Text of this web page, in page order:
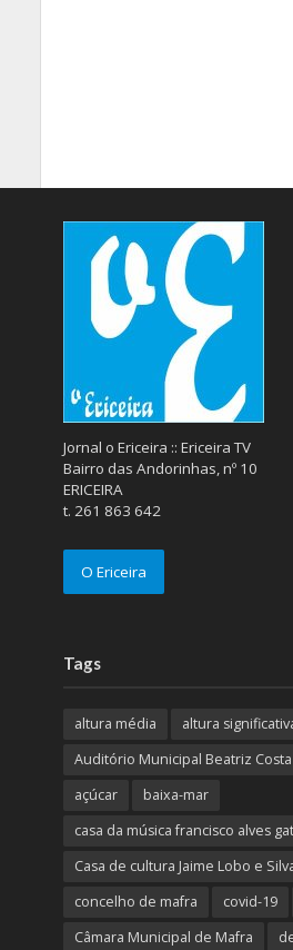
Jornal o Ericeira :: Ericeira TV
Bairro das Andorinhas, nº 10
ERICEIRA
t. 261 863 642
O Ericeira
Tags
altura média altura
Auditório Municipal Beatriz Costa
açúcar
baixa-mar
casa da música francisco alves
Casa de cultura Jaime Lobo e
concelho de mafra
covid-19
Câmara Municipal de Mafra